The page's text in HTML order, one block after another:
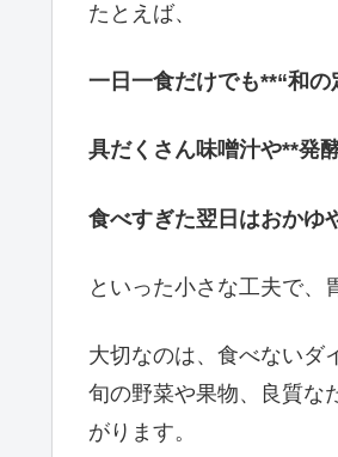
たとえば、
一日一食だけでも**“和
具だくさん味噌汁や**発
食べすぎた翌日はおかゆ
といった小さな工夫で、
大切なのは、食べないダ
旬の野菜や果物、良質な
がります。